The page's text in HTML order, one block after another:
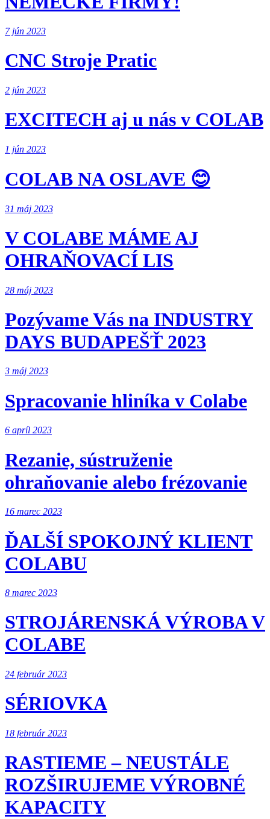
7 jún 2023
CNC Stroje Pratic
2 jún 2023
EXCITECH aj u nás v COLAB
1 jún 2023
COLAB NA OSLAVE 😊
31 máj 2023
V COLABE MÁME AJ
OHRAŇOVACÍ LIS
28 máj 2023
Pozývame Vás na INDUSTRY
DAYS BUDAPEŠŤ 2023
3 máj 2023
Spracovanie hliníka v Colabe
6 apríl 2023
Rezanie, sústruženie
ohraňovanie alebo frézovanie
16 marec 2023
ĎALŠÍ SPOKOJNÝ KLIENT
COLABU
8 marec 2023
STROJÁRENSKÁ VÝROBA V
COLABE
24 február 2023
SÉRIOVKA
18 február 2023
RASTIEME – NEUSTÁLE
ROZŠIRUJEME VÝROBNÉ
KAPACITY